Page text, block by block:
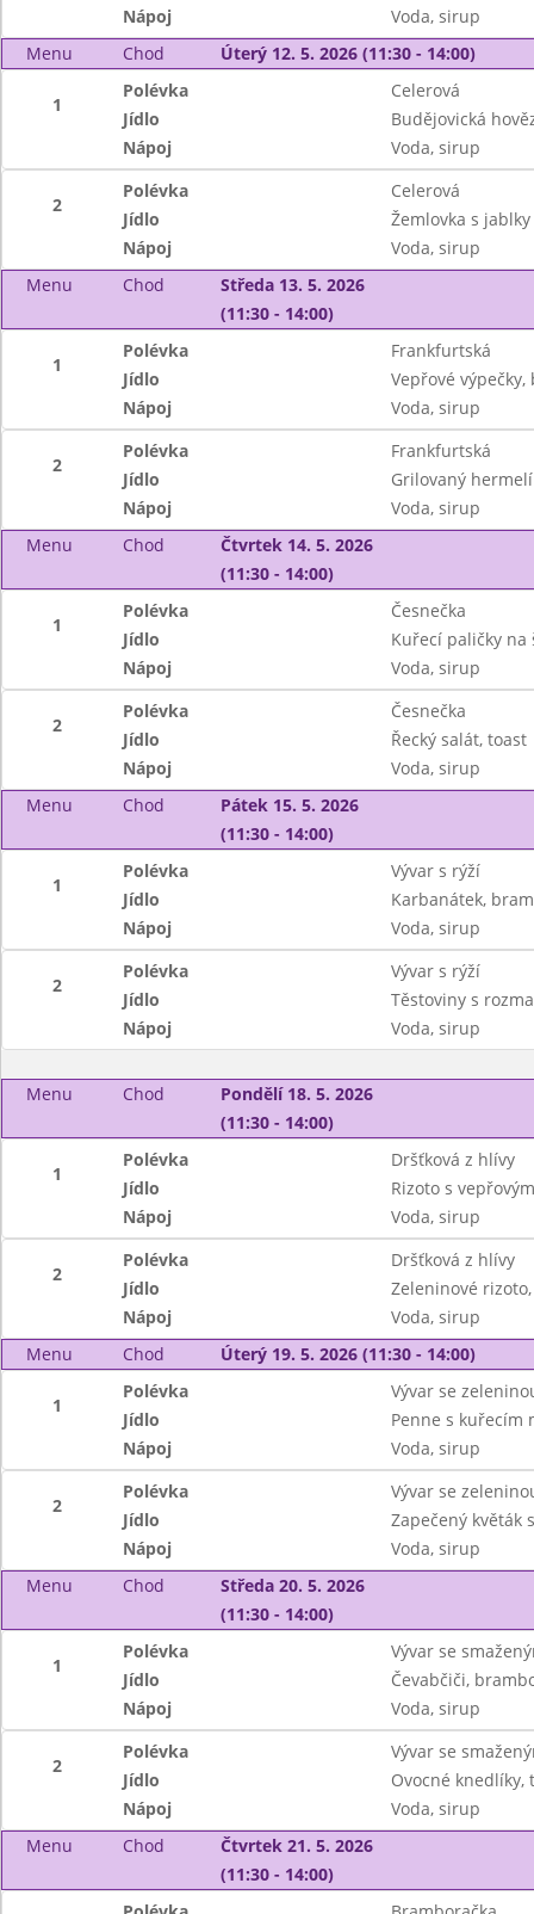
Nápoj
Voda, sirup
Menu
Chod Úterý 12. 5. 2026 (11:30 - 14:00)
1
Polévka
Celerová
Jídlo
Budějovická
Nápoj
Voda, sirup
2
Polévka
Celerová
Jídlo
Žemlovka s
Nápoj
Voda, sirup
Menu
Chod
Středa 13. 5. 2026
(11:30 - 14:00)
1
Polévka
Frankfurtská
Jídlo
Vepřové
Nápoj
Voda, sirup
2
Polévka
Frankfurtská
Jídlo
Grilovaný
Nápoj
Voda, sirup
Menu
Chod
Čtvrtek 14. 5. 2026
(11:30 - 14:00)
1
Polévka
Česnečka
Jídlo
Kuřecí paličky
Nápoj
Voda, sirup
2
Polévka
Česnečka
Jídlo
Řecký salát, toast
Nápoj
Voda, sirup
Menu
Chod
Pátek 15. 5. 2026
(11:30 - 14:00)
1
Polévka
Vývar s rýží
Jídlo
Karbanátek,
Nápoj
Voda, sirup
2
Polévka
Vývar s rýží
Jídlo
Těstoviny s
Nápoj
Voda, sirup
Menu Chod
Pondělí 18. 5. 2026
(11:30 - 14:00)
1
Polévka
Dršťková z hlívy
Jídlo
Rizoto s
Nápoj
Voda, sirup
2
Polévka
Dršťková z hlívy
Jídlo
Zeleninové
Nápoj
Voda, sirup
Menu
Chod Úterý 19. 5. 2026 (11:30 - 14:00)
1
Polévka
Vývar se
Jídlo
Penne s kuřecím
Nápoj
Voda, sirup
2
Polévka
Vývar se
Jídlo
Zapečený květák
Nápoj
Voda, sirup
Menu
Chod
Středa 20. 5. 2026
(11:30 - 14:00)
1
Polévka
Vývar se
Jídlo
Čevabčiči,
Nápoj
Voda, sirup
2
Polévka
Vývar se
Jídlo
Ovocné knedlíky,
Nápoj
Voda, sirup
Menu
Chod
Čtvrtek 21. 5. 2026
(11:30 - 14:00)